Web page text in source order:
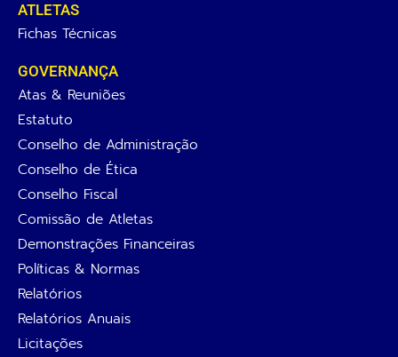
ATLETAS
Fichas Técnicas
GOVERNANÇA
Atas & Reuniões
Estatuto
Conselho de Administração
Conselho de Ética
Conselho Fiscal
Comissão de Atletas
Demonstrações Financeiras
Políticas & Normas
Relatórios
Relatórios Anuais
Licitações